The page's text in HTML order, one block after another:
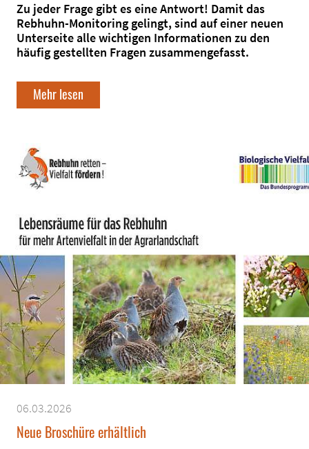
Zu jeder Frage gibt es eine Antwort! Damit das
Rebhuhn-Monitoring gelingt, sind auf einer neuen
Unterseite alle wichtigen Informationen zu den
häufig gestellten Fragen zusammengefasst.
Mehr lesen
06.03.2026
Neue Broschüre erhältlich